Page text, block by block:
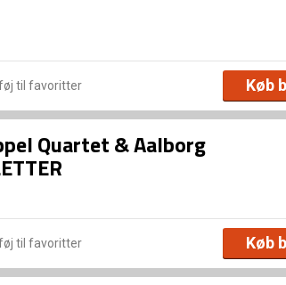
til favoritter Køb
Quartet & Aalborg
til favoritter Køb